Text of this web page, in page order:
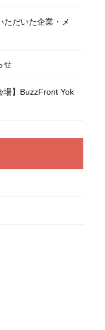
ただいた企業・メ
せ
場】BuzzFront Yok